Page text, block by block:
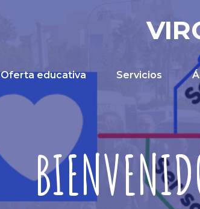
Oferta educativa Servicios